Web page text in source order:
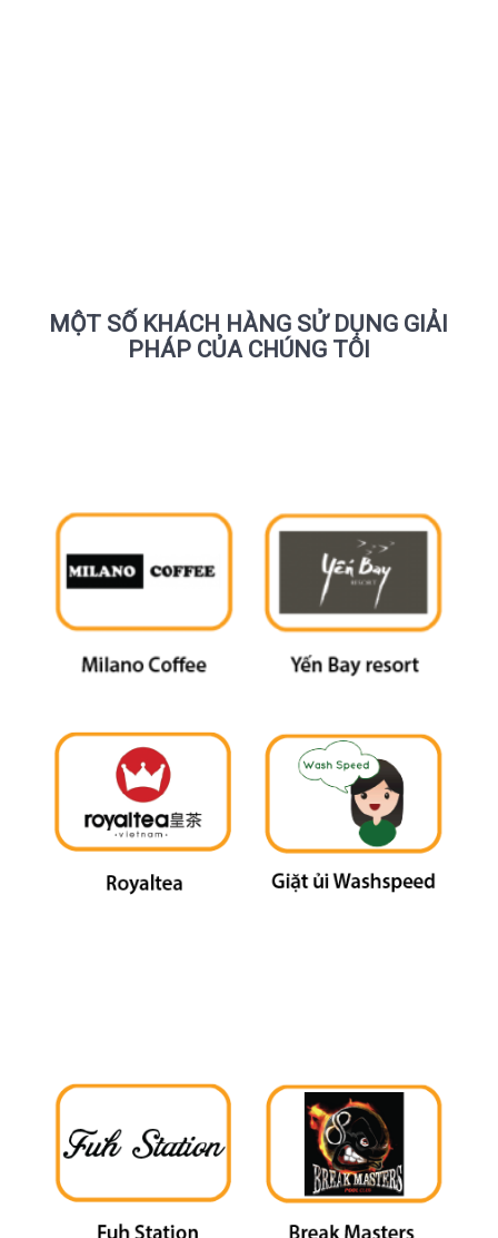
MỘT SỐ KHÁCH HÀNG SỬ DỤNG GIẢI
PHÁP CỦA CHÚNG TÔI